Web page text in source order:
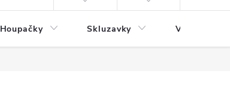
Houpačky Skluzavky Veřejná